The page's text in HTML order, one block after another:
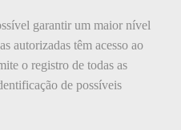
garantir um maior nível
autorizadas têm acesso ao
o registro de todas as
de possíveis